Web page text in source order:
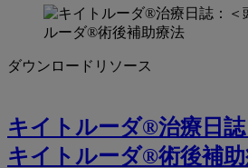
ダウンロードリソース
キイトルーダ®治療日誌
キイトルーダ®術後補